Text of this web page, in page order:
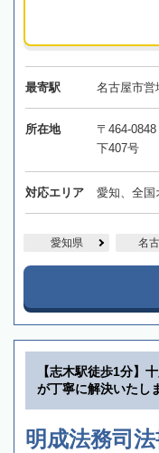
最寄駅 名古屋市営
所在地
〒464-
下407号
対応エリア 愛知、全国
愛知県 名
【志木駅徒歩1分】
が丁寧に解決いたし
明成法務司